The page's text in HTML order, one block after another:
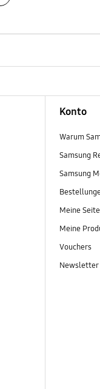
Konto
Warum
Samsung
Samsung
Meine Seite
Meine
Vouchers
Newsletter